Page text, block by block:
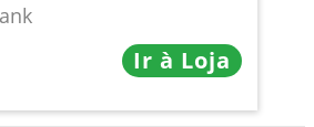
Ir à Loja